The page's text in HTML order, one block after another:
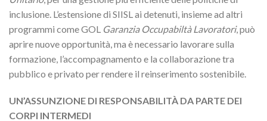
inclusione. L’estensione di SIISL ai detenuti, insieme ad altri
programmi come GOL Garanzia Occupabiltà Lavoratori, può
aprire nuove opportunità, ma è necessario lavorare sulla
formazione, l’accompagnamento e la collaborazione tra
pubblico e privato per rendere il reinserimento sostenibile.
UN’ASSUNZIONE DI RESPONSABILITÀ DA PARTE DEI
CORPI INTERMEDI